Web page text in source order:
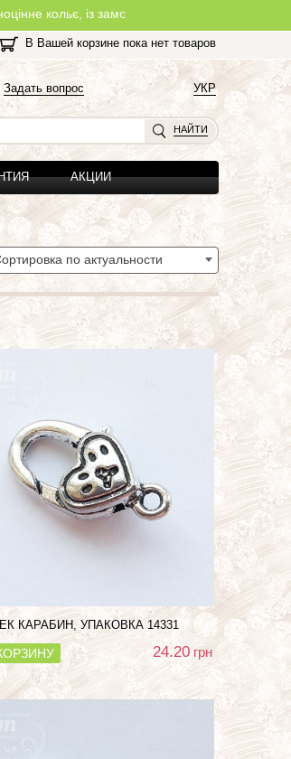
з будь-якої нитки, яку Ви оберете
В Вашей корзине пока нет товаров
Задать вопрос УКР
НАЙТИ
АКЦИИ
по актуальности
КАРАБИН, УПАКОВКА 14331
24.20 грн